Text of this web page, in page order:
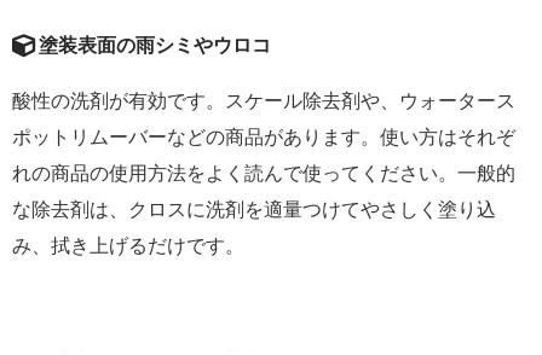
塗装表面の雨シミやウロコ
酸性の洗剤が有効です。スケール除去剤や、ウォータース
ポットリムーバーなどの商品があります。使い方はそれぞ
れの商品の使用方法をよく読んで使ってください。一般的
な除去剤は、クロスに洗剤を適量つけてやさしく塗り込
み、拭き上げるだけです。